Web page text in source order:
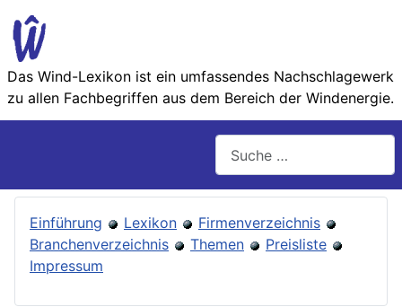
Das Wind-Lexikon ist ein umfassendes Nachschlage­werk
zu allen Fachbegriffen aus dem Bereich der Wind­energie.
Einführung Lexikon
Firmenverzeichnis
Branchenverzeichnis
Themen
Preisliste
Impressum